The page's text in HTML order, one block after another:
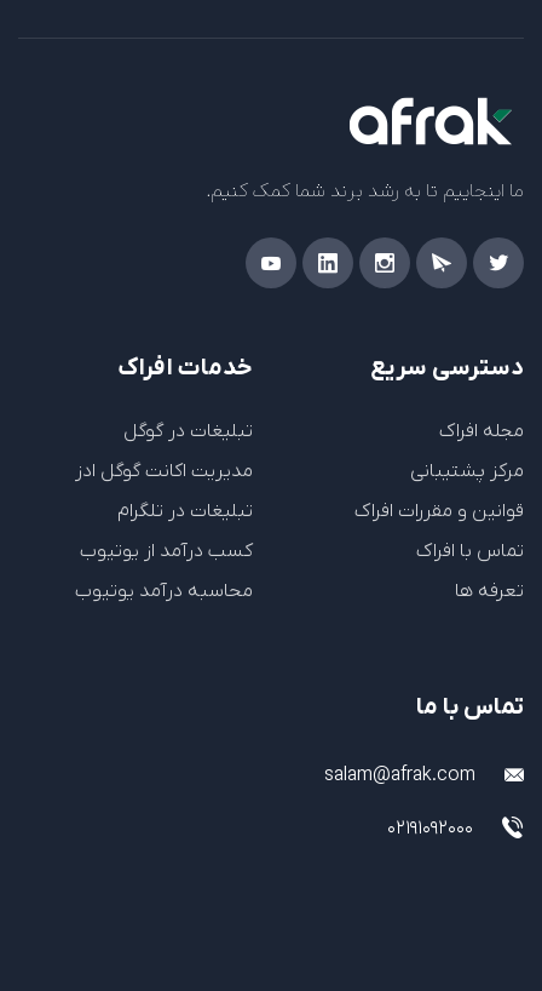
ما اینجاییم تا به رشد برند شما کمک کنیم.
دسترسی سریع
مجله افراک
مرکز پشتیبانی
قوانین و مقررات افراک
تماس با افراک
تعرفه ها
خدمات افراک
تبلیغات در گوگل
مدیریت اکانت گوگل ادز
تبلیغات در تلگرام
کسب درآمد از یوتیوب
محاسبه درآمد یوتیوب
تماس با ما
salam@afrak.com
02191092000